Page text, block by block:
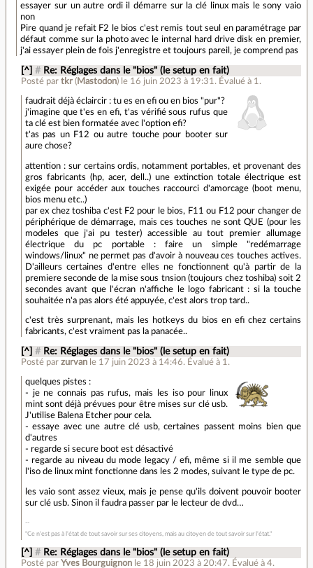
essayer sur un autre ordi il démarre sur la clé linux mais le sony vaio
non
Pire quand je refait F2 le bios c'est remis tout seul en paramétrage par
défaut comme sur la photo avec le internal hard drive disk en premier,
j'ai essayer plein de fois j'enregistre et toujours pareil, je comprend pas
[^] # Re: Réglages dans le "bios" (le setup en fait)
Posté par tkr(Mastodon) le 16 juin 2023 à 19:31 . Évalué à 1 .
faudrait déjà éclaircir : tu es en efi ou en bios "pur"?
j'imagine que t'es en efi, t'as vérifié sous rufus que
ta clé est bien formatée avec l'option efi?
t'as pas un F12 ou autre touche pour booter sur
aure chose?
attention : sur certains ordis, notamment portables, et provenant des
gros fabricants (hp, acer, dell..) une extinction totale électrique est
exigée pour accéder aux touches raccourci d'amorcage (boot menu,
bios menu etc..)
par ex chez toshiba c'est F2 pour le bios, F11 ou F12 pour changer de
périphérique de démarrage, mais ces touches ne sont QUE (pour les
modeles que j'ai pu tester) accessible au tout premier allumage
électrique du pc portable : faire un simple "redémarrage
windows/linux" ne permet pas d'avoir à nouveau ces touches actives.
D'ailleurs certaines d'entre elles ne fonctionnent qu'à partir de la
premiere seconde de la mise sous tnsion (toujours chez toshiba) soit 2
secondes avant que l'écran n'affiche le logo fabricant : si la touche
souhaitée n'a pas alors été appuyée, c'est alors trop tard..
c'est très surprenant, mais les hotkeys du bios en efi chez certains
fabricants, c'est vraiment pas la panacée..
[^] # Re: Réglages dans le "bios" (le setup en fait)
Posté par zurvan le 17 juin 2023 à 14:46. Évalué à 1 .
quelques pistes :
- je ne connais pas rufus, mais les iso pour linux
mint sont déjà prévues pour être mises sur clé usb.
J'utilise Balena Etcher pour cela.
- essaye avec une autre clé usb, certaines passent moins bien que
d'autres
- regarde si secure boot est désactivé
- regarde au niveau du mode legacy / efi, même si il me semble que
l'iso de linux mint fonctionne dans les 2 modes, suivant le type de pc.
les vaio sont assez vieux, mais je pense qu'ils doivent pouvoir booter
sur clé usb. Sinon il faudra passer par le lecteur de dvd…
"Ce n'est pas à l'état de tout savoir sur ses citoyens, mais au citoyen de tout savoir sur l'état."
[^] # Re: Réglages dans le "bios" (le setup en fait)
Posté par Yves Bourguignon le 18 juin 2023 à 20:47. Évalué à 4.